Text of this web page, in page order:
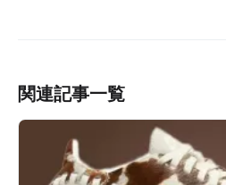
関連記事一覧